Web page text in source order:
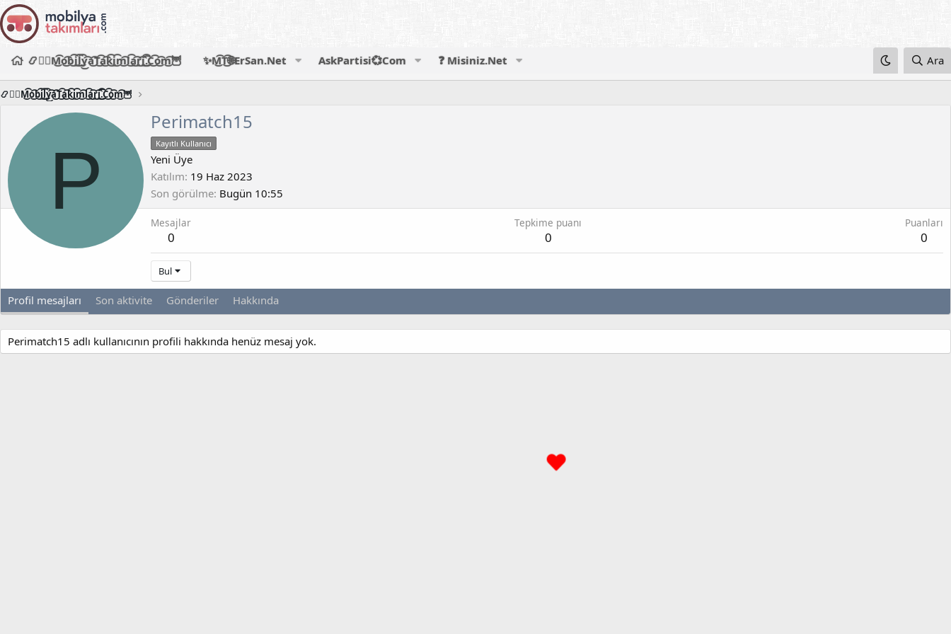
📿🧙‍♂️M͜͡o͜͡b͜͡i͜͡l͜͡y͜͡a͜͡T͜͡a͜͡k͜͡i͜͡m͜͡l͜͡a͜͡r͜͡i͜͡.͜͡C͜͡o͜͡m͜͡🦉 ✨M͜͡T͜͡🌐ErSan.Net AskPartisi💞Com ❓ Misiniz.Net Ara
📿🧙‍♂️M͜͡o͜͡b͜͡i͜͡l͜͡y͜͡a͜͡T͜͡a͜͡k͜͡i͜͡m͜͡l͜͡a͜͡r͜͡i͜͡.͜͡C͜͡o͜͡m͜͡🦉
P
Perimatch15
Kayıtlı Kullanıcı
Yeni Üye
Katılım 19 Haz 2023
Son görülme Bugün 10:55
Mesajlar
0
Tepkime puanı
0
Puanları
0
Bul
Profil mesajları Son aktivite Gönderiler Hakkında
Perimatch15 adlı kullanıcının profili hakkında henüz mesaj yok.